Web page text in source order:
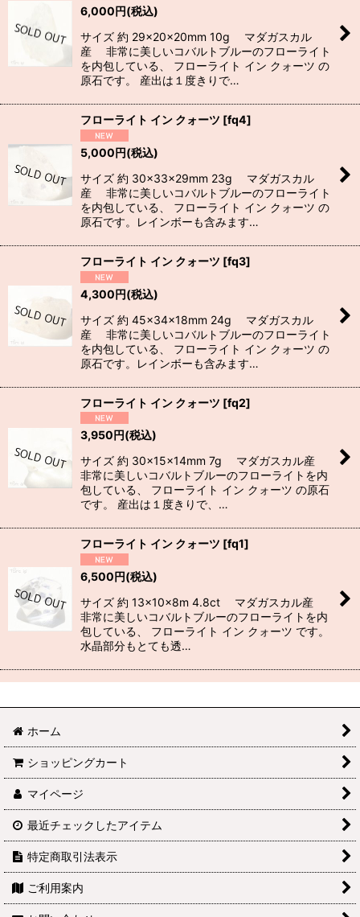
6,000円(税込)
サイズ 約 29×20×20mm 10g マダガスカル
産 非常に美しいコバルトブルーのフローライト
を内包している、 フローライト イン クォーツ の
原石です。 産出は１度きりで…
フローライト イン クォーツ [fq4]
5,000円(税込)
サイズ 約 30×33×29mm 23g マダガスカル
産 非常に美しいコバルトブルーのフローライト
を内包している、 フローライト イン クォーツ の
原石です。レインボーも含みます…
フローライト イン クォーツ [fq3]
4,300円(税込)
サイズ 約 45×34×18mm 24g マダガスカル
産 非常に美しいコバルトブルーのフローライト
を内包している、 フローライト イン クォーツ の
原石です。レインボーも含みます…
フローライト イン クォーツ [fq2]
3,950円(税込)
サイズ 約 30×15×14mm 7g マダガスカル産
非常に美しいコバルトブルーのフローライトを内
包している、 フローライト イン クォーツ の原石
です。 産出は１度きりで、…
フローライト イン クォーツ [fq1]
6,500円(税込)
サイズ 約 13×10×8m 4.8ct マダガスカル産
非常に美しいコバルトブルーのフローライトを内
包している、 フローライト イン クォーツ です。
水晶部分もとても透…
ホーム
ショッピングカート
マイページ
最近チェックしたアイテム
特定商取引法表示
ご利用案内